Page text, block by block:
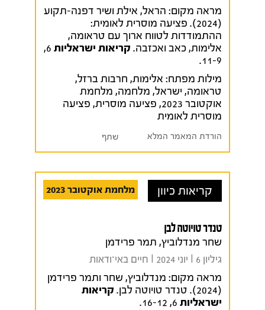
מראה מקום: הראל, אילת ושיר דפנה-תקוע
(2024). פציעה מוסרית לאומית:
ההתמודדות לטווח ארוך עם טראומה,
אלימות, כאב ואכזבה.קריאות ישראליות
6,
11-9.
מילות מפתח: אלימות, חרבות ברזל,
טראומה, ישראל, מלחמה, מלחמת
אוקטובר 2023
, פציעה מוסרית, פציעה
מוסרית לאומית
הורדת המאמר המלא שתף
מלחמת אוקטובר 2023 קריאות כיוון
טנדר טויוטה לבן
שחר מנדלוביץ, תמר פרידמן
גיליון 6 I יוני 2024 I חיים באי־ודאות
מראה מקום: מנדלוביץ, שחר ותמר פרידמן
(2024). טנדר טויוטה לבן.
קריאות
ישראליות